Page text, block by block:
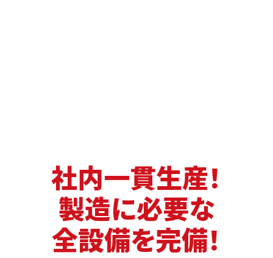
社内一貫生産！
製造に必要な
全設備を完備！